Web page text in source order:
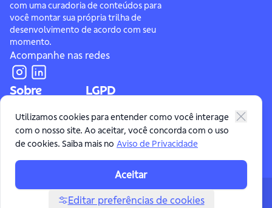
com uma curadoria de conteúdos para
você montar sua própria trilha de
desenvolvimento de acordo com seu
momento.
Acompanhe nas redes
Sobre LGPD
Portal de Requisição do Titular de Dados
® 2024 • Todos os direitos reservados
Utilizamos cookies para entender como você interage
com o nosso site. Ao aceitar, você concorda com o uso
de cookies. Saiba mais no Aviso de Privacidade
Aceitar
Editar preferências de cookies